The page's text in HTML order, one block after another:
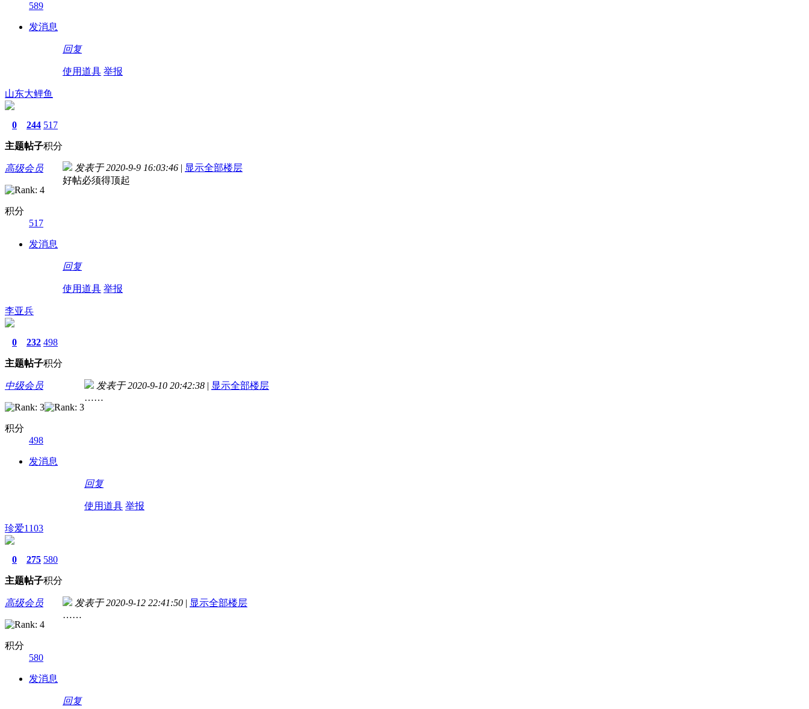
589
发消息
回复
使用道具 举报
山东大鲤鱼
0
主题
244
帖子
517
积分
高级会员
积分
517
发消息
发表于 2020-9-9 16:03:46 | 显示全部楼层
好帖必须得顶起
回复
使用道具 举报
李亚兵
0
主题
232
帖子
498
积分
中级会员
积分
498
发消息
发表于 2020-9-10 20:42:38 | 显示全部楼层
……
回复
使用道具 举报
珍爱1103
0
主题
275
帖子
580
积分
高级会员
积分
580
发消息
发表于 2020-9-12 22:41:50 | 显示全部楼层
……
回复